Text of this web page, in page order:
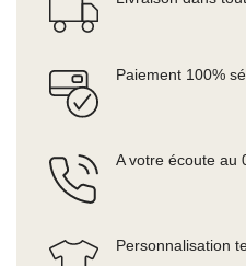
Paiement 100%
A votre écoute au
Personnalisation